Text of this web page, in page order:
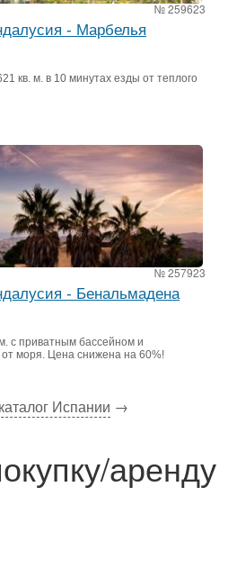
№ 259623
- Марбелья
кв. м. в 10 минутах езды от теплого
№ 257923
- Бенальмадена
с приватным бассейном и
моря. Цена снижена на 60%!
Испании →
аренду